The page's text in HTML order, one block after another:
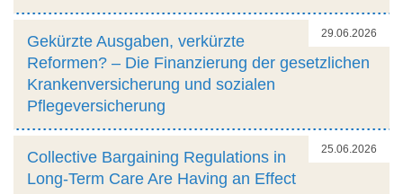
29.06.2026
Gekürzte Ausgaben, verkürzte
Reformen? – Die Finanzierung der gesetzlichen
Krankenversicherung und sozialen
Pflegeversicherung
25.06.2026
Collective Bargaining Regulations in
Long-Term Care Are Having an Effect